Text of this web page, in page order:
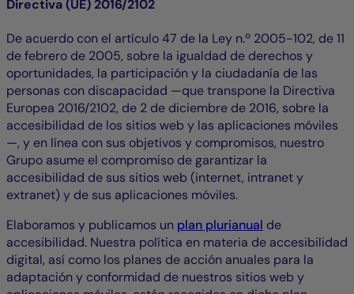
Directiva (UE) 2016/2102
De acuerdo con el artículo 47 de la Ley n.º 2005-102, de 11
de febrero de 2005, sobre la igualdad de derechos y
oportunidades, la participación y la ciudadanía de las
personas con discapacidad —que transpone la Directiva
Europea 2016/2102, de 2 de diciembre de 2016, sobre la
accesibilidad de los sitios web y las aplicaciones móviles
—, y en línea con sus objetivos y compromisos, nuestro
Grupo asume el compromiso de garantizar la
accesibilidad de sus sitios web (internet, intranet y
extranet) y de sus aplicaciones móviles.
Elaboramos y publicamos un plan plurianual de
accesibilidad. Nuestra política en materia de accesibilidad
digital, así como los planes de acción anuales para la
adaptación y conformidad de nuestros sitios web y